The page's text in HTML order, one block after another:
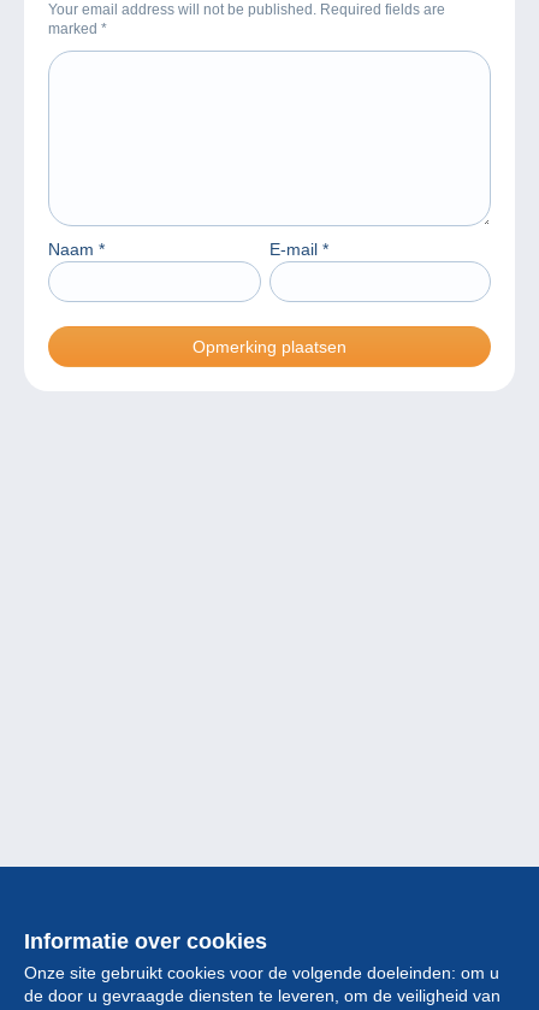
Your email address will not be published. Required fields are
marked *
Naam * E-mail *
Informatie over cookies
Onze site gebruikt cookies voor de volgende doeleinden: om u
de door u gevraagde diensten te leveren, om de veiligheid van